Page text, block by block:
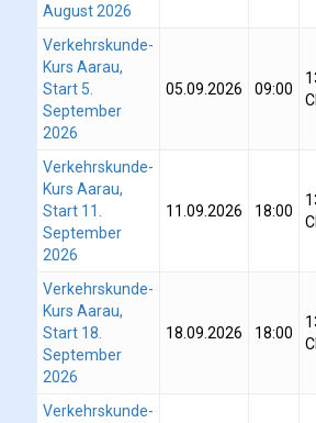
August 2026
Verkehrskunde-
Kurs Aarau,
Start 5.
September
2026
05.09.2026 09:00
Verkehrskunde-
Kurs Aarau,
Start 11.
September
2026
11.09.2026 18:00
Verkehrskunde-
Kurs Aarau,
Start 18.
September
2026
18.09.2026 18:00
Verkehrskunde-